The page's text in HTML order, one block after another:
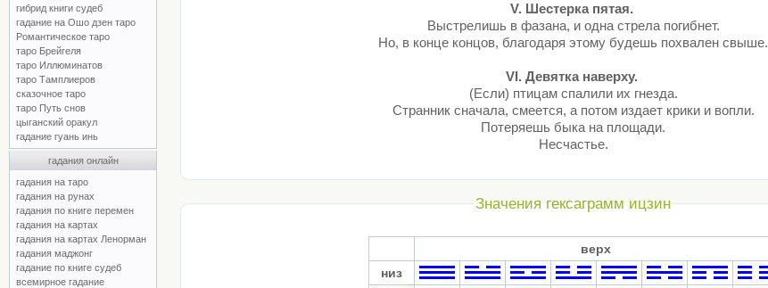
гибрид книги судеб
гадание на Ошо дзен таро
Романтическое таро
таро Брейгеля
таро Иллюминатов
таро Тамплиеров
сказочное таро
таро Путь снов
цыганский оракул
гадание гуань инь
гадания онлайн
гадания на таро
гадания на рунах
гадания по книге перемен
гадания на картах
гадания на картах Ленорман
гадания маджонг
гадание по книге судеб
всемирное гадание
V. Шестерка пятая.
Выстрелишь в фазана, и одна стрела погибнет.
Но, в конце концов, благодаря этому будешь похвален свыше.
VI. Девятка наверху.
(Если) птицам спалили их гнезда.
Странник сначала, смеется, а потом издает крики и вопли.
Потеряешь быка на площади.
Несчастье.
Значения гексаграмм ицзин
верх
низ